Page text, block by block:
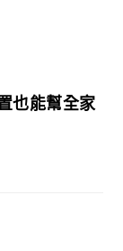
也能幫全家